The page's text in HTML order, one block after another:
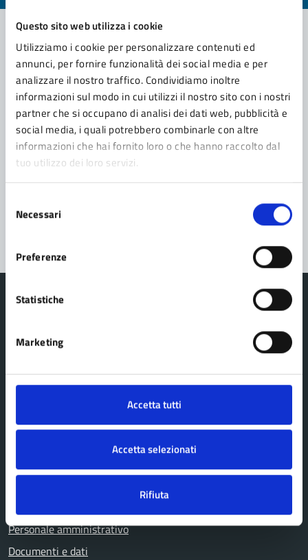
Questo sito web utilizza i cookie
Utilizziamo i cookie per personalizzare contenuti ed
annunci, per fornire funzionalità dei social media e per
analizzare il nostro traffico. Condividiamo inoltre
informazioni sul modo in cui utilizzi il nostro sito con i nostri
partner che si occupano di analisi dei dati web, pubblicità e
social media, i quali potrebbero combinarle con altre
informazioni che hai fornito loro o che hanno raccolto dal
tuo utilizzo dei loro servizi.
delNecessari
Preferenze
Statistiche
Marketing
Accetta tutti
Accetta selezionati
Rifiuta
Contatta il comune
Leggi le domande frequenti
Richiedi assistenza
Prenota appuntamento
Problemi in città
Segnala disservizio
Comune Lama Mocogno
Organi di governo
Personale amministrativo
Documenti e dati